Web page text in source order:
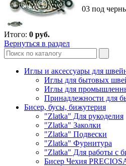
03 под
Итого: 0 руб.
Вернуться в раздел
Иглы и аксессуары для
Иглы для бытовых
Иглы для
Принадлежности для
Бисер, бусы, бижутерия
"Zlatka" Для рукоделия
"Zlatka" Заколки
"Zlatka" Подвески
"Zlatka" Фурнитура
"Zlatka" Для работы с
Бисер Чехия